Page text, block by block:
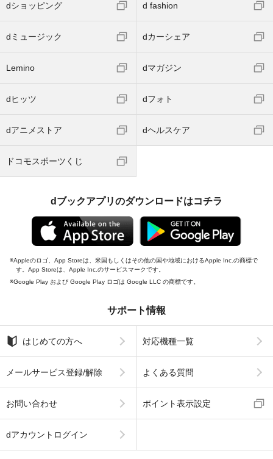
dショッピング d fashion
dミュージック dカーシェア
Lemino dマガジン
dヒッツ dフォト
dアニメストア dヘルスケア
ドコモスポーツくじ
dブックアプリのダウンロードはコチラ
Appleのロゴ、App Storeは、米国もしくはその他の国や地域におけるApple Inc.の商標で
す。App Storeは、Apple Inc.のサービスマークです。
Google Play および Google Play ロゴは Google LLC の商標です。
サポート情報
はじめての方へ 対応機種一覧
メールサービス登録/解除 よくある質問
お問い合わせ ポイント表示設定
dアカウントログイン